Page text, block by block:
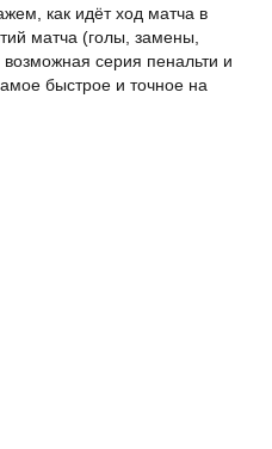
как идёт ход матча в
матча (голы, замены,
возможная серия пенальти и
быстрое и точное на